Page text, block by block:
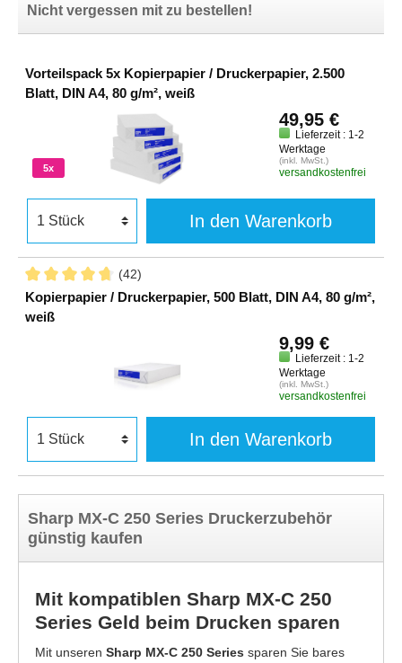
Nicht vergessen mit zu bestellen!
Vorteilspack 5x Kopierpapier / Druckerpapier, 2.500
Blatt, DIN A4, 80 g/m², weiß
5x
49,95 €
Lieferzeit : 1-2
Werktage
(inkl. MwSt.)
versandkostenfrei
In den Warenkorb
(42)
Kopierpapier / Druckerpapier, 500 Blatt, DIN A4, 80 g/m²,
weiß
9,99 €
Lieferzeit : 1-2
Werktage
(inkl. MwSt.)
versandkostenfrei
In den Warenkorb
Sharp MX-C 250 Series Druckerzubehör
günstig kaufen
Mit kompatiblen Sharp MX-C 250
Series Geld beim Drucken sparen
Mit unseren Sharp MX-C 250 Series sparen Sie bares